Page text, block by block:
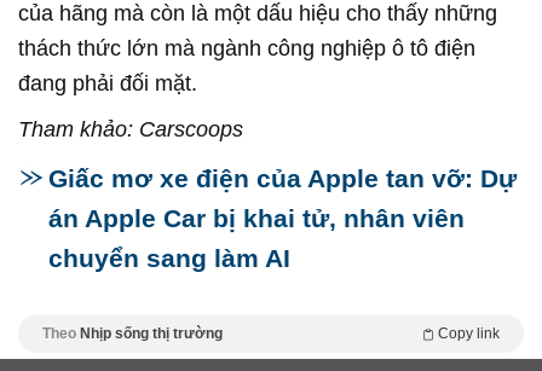
của hãng mà còn là một dấu hiệu cho thấy những
thách thức lớn mà ngành công nghiệp ô tô điện
đang phải đối mặt.
Tham khảo: Carscoops
Giấc mơ xe điện của Apple tan vỡ: Dự
án Apple Car bị khai tử, nhân viên
chuyển sang làm AI
Theo Nhịp sống thị trường Copy link